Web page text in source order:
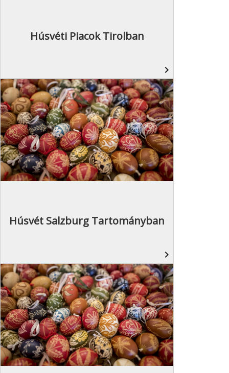
Húsvéti Piacok Tirolban
navigate_next
Húsvét Salzburg Tartományban
navigate_next